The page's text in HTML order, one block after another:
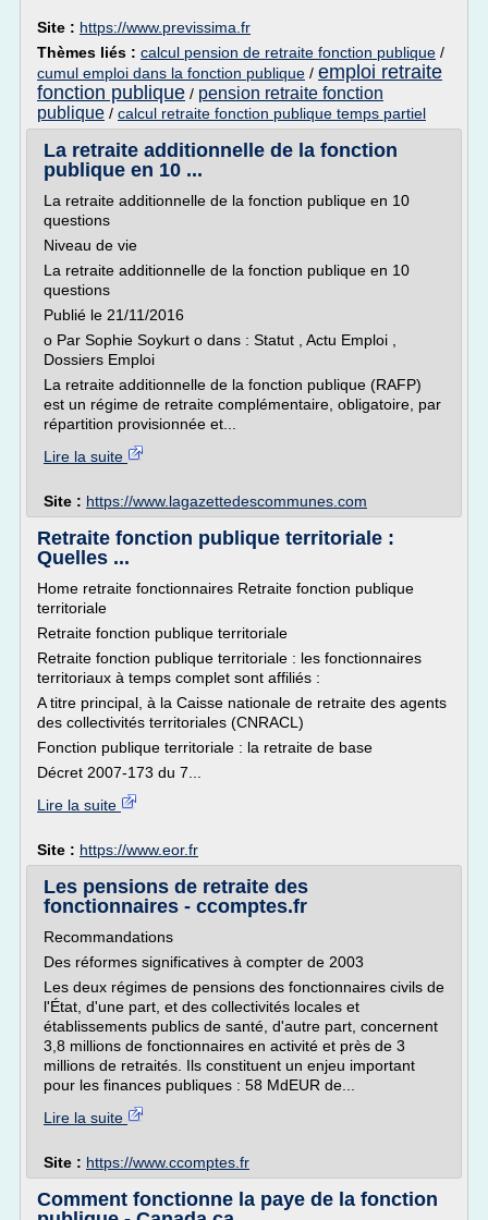
Site : https://www.previssima.fr
Thèmes liés : calcul pension de retraite fonction publique /
cumul emploi dans la fonction publique / emploi retraite
fonction publique / pension retraite fonction
publique / calcul retraite fonction publique temps partiel
La retraite additionnelle de la fonction
publique en 10 ...
La retraite additionnelle de la fonction publique en 10
questions
Niveau de vie
La retraite additionnelle de la fonction publique en 10
questions
Publié le 21/11/2016
o Par Sophie Soykurt o dans : Statut , Actu Emploi ,
Dossiers Emploi
La retraite additionnelle de la fonction publique (RAFP)
est un régime de retraite complémentaire, obligatoire, par
répartition provisionnée et...
Lire la suite
Site : https://www.lagazettedescommunes.com
Retraite fonction publique territoriale :
Quelles ...
Home retraite fonctionnaires Retraite fonction publique
territoriale
Retraite fonction publique territoriale
Retraite fonction publique territoriale : les fonctionnaires
territoriaux à temps complet sont affiliés :
A titre principal, à la Caisse nationale de retraite des agents
des collectivités territoriales (CNRACL)
Fonction publique territoriale : la retraite de base
Décret 2007-173 du 7...
Lire la suite
Site : https://www.eor.fr
Les pensions de retraite des
fonctionnaires - ccomptes.fr
Recommandations
Des réformes significatives à compter de 2003
Les deux régimes de pensions des fonctionnaires civils de
l'État, d'une part, et des collectivités locales et
établissements publics de santé, d'autre part, concernent
3,8 millions de fonctionnaires en activité et près de 3
millions de retraités. Ils constituent un enjeu important
pour les finances publiques : 58 MdEUR de...
Lire la suite
Site : https://www.ccomptes.fr
Comment fonctionne la paye de la fonction